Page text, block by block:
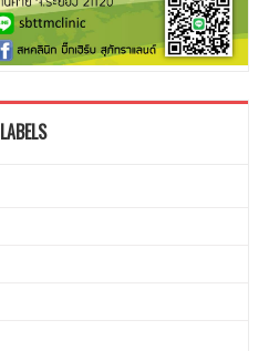
LABELS